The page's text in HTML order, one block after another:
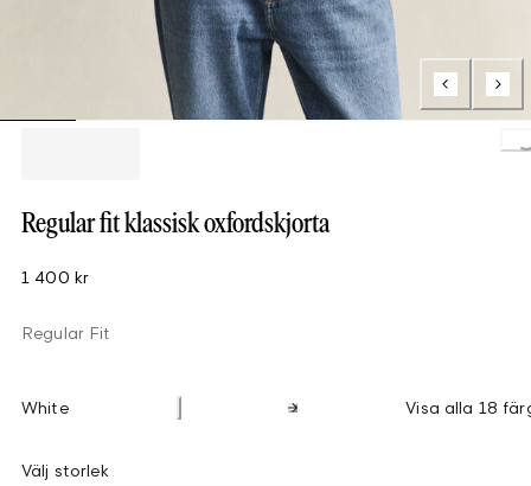
Regular fit klassisk oxfordskjorta
1 400 kr
Regular Fit
White Visa alla 18
Välj storlek